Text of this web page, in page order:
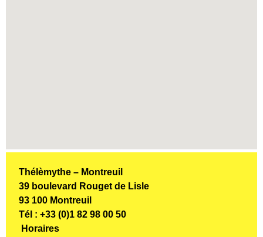
Thélèmythe – Montreuil
39 boulevard Rouget de Lisle
93 100 Montreuil
Tél : +33 (0)1 82 98 00 50
Horaires